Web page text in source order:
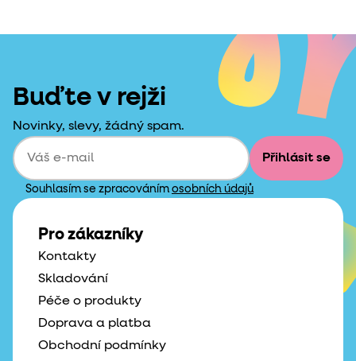
Buďte v rejži
Novinky, slevy, žádný spam.
Přihlásit se
Souhlasím se zpracováním osobních údajů
Pro zákazníky
Kontakty
Skladování
Péče o produkty
Doprava a platba
Obchodní podmínky